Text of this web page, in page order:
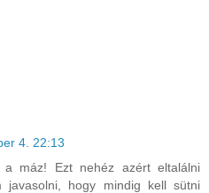
4. 22:13
máz! Ezt nehéz azért eltalálni
javasolni, hogy mindig kell sütni